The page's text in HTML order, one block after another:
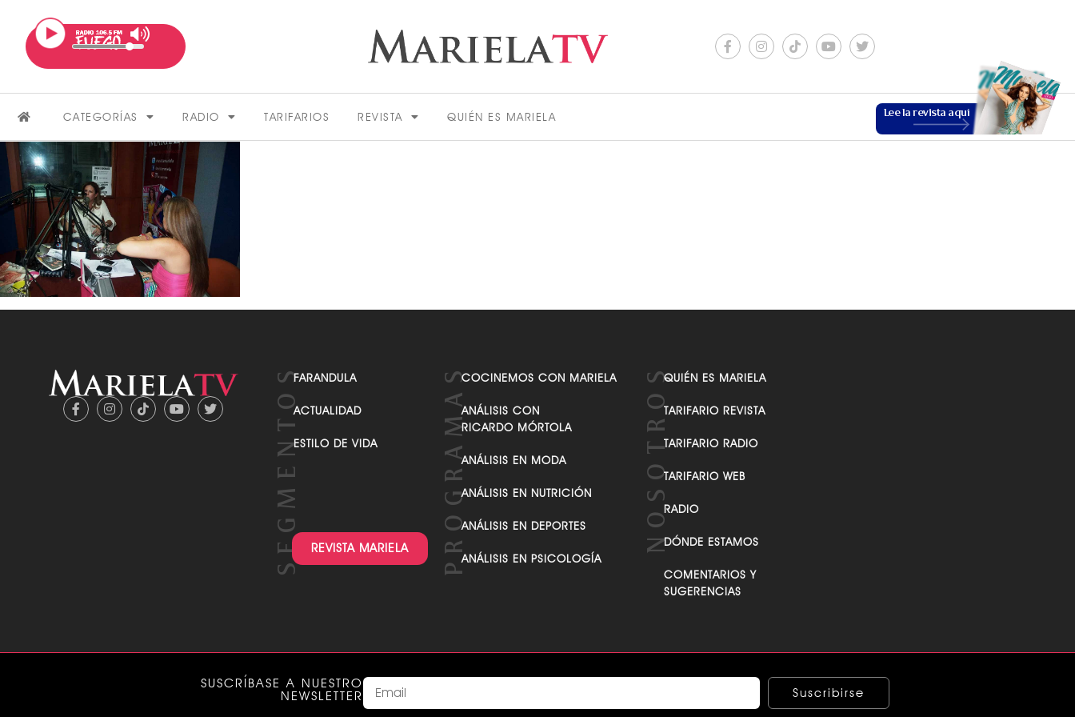
CATEGORÍAS RADIO TARIFARIOS REVISTA QUIÉN ES MARIELA Lee la revista aquí
FARÁNDULA
VER TODAS LAS CATEGORÍAS
FARANDULA
ACTUALIDAD
ESTILO DE VIDA
REVISTA MARIELA
COCINEMOS CON MARIELA
ANÁLISIS CON
RICARDO MÓRTOLA
ANÁLISIS EN MODA
ANÁLISIS EN NUTRICIÓN
ANÁLISIS EN DEPORTES
ANÁLISIS EN PSICOLOGÍA
QUIÉN ES MARIELA
TARIFARIO REVISTA
TARIFARIO RADIO
TARIFARIO WEB
RADIO
DÓNDE ESTAMOS
COMENTARIOS Y
SUGERENCIAS
SUSCRÍBASE A NUESTRO
NEWSLETTER
Suscribirse